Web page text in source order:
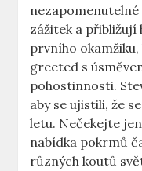
zážitek a přibližují
prvního
greeted s
pohostinnosti.
aby se ujistili, že
letu. Nečekejte
nabídka pokrmů
⁣různých koutů